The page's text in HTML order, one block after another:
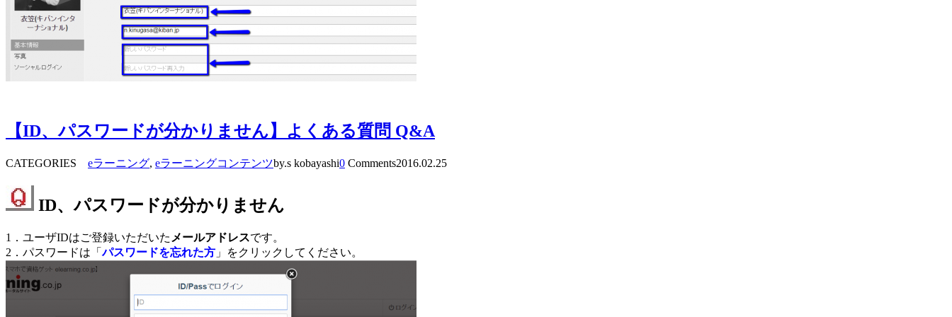
【ID、パスワードが分かりません】よくある質問 Q&A
CATEGORIES eラーニング, eラーニングコンテンツby.s kobayashi0 Comments2016.02.25
ID、パスワードが分かりません
1．ユーザIDはご登録いただいた メールアドレスです。
2．パスワードは「パスワードを忘れた方 」 をクリックしてください。